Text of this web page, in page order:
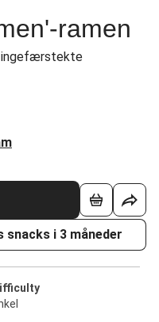
ramen
ingefærstekte
i 3 måneder